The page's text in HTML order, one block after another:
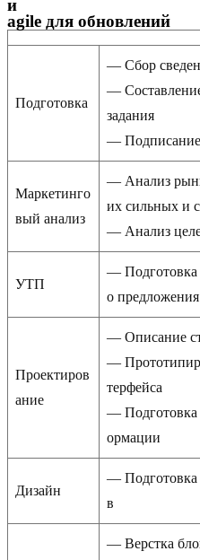
и
agile для обновлений
Подготовка
— Сбор
—
задания
— Подписание
Маркетинго
вый анализ
— Анализ
их сильных и
— Анализ
УТП
— Подготовка
о предложения
Проектиров
ание
— Описание
—
терфейса
— Подготовка
ормации
Дизайн
— Подготовка
в
— Верстка